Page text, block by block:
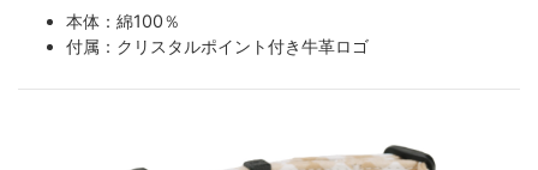
本体：綿100％
付属：クリスタルポイント付き牛革ロゴ